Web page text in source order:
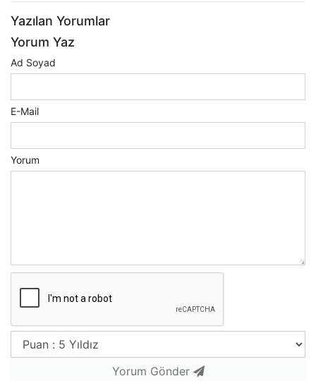
Yazılan Yorumlar
Yorum Yaz
Ad Soyad
E-Mail
Yorum
Yorum Gönder